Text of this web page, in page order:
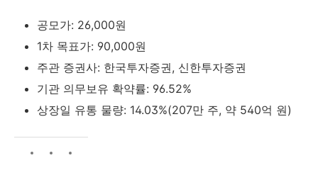
공모가: 26,000원
1차 목표가: 90,000원
주관 증권사: 한국투자증권, 신한투자증권
기관 의무보유 확약률: 96.52%
상장일 유통 물량: 14.03%(207만 주, 약 540억 원)